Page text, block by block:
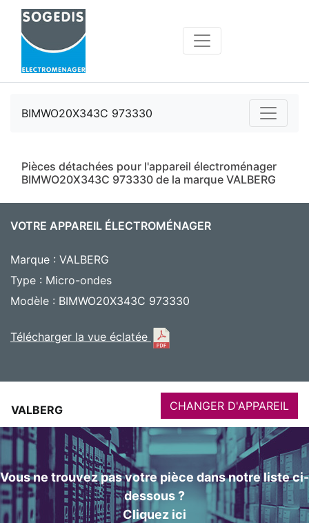
BIMWO20X343C 973330
Pièces détachées pour l'appareil électroménager
BIMWO20X343C 973330 de la marque VALBERG
VOTRE APPAREIL ÉLECTROMÉNAGER
Marque : VALBERG
Type : Micro-ondes
Modèle : BIMWO20X343C 973330
Télécharger la vue éclatée
VALBERG CHANGER D'APPAREIL
Vous ne trouvez pas votre pièce dans notre liste ci-
dessous ?
Cliquez ici